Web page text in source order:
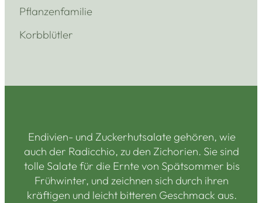
Pflanzenfamilie
Korbblütler
Endivien- und Zuckerhutsalate gehören, wie
auch der Radicchio, zu den Zichorien. Sie sind
tolle Salate für die Ernte von Spätsommer bis
Frühwinter, und zeichnen sich durch ihren
kräftigen und leicht bitteren Geschmack aus.